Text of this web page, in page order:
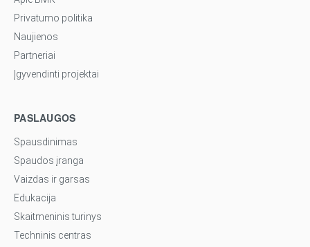
Privatumo politika
Naujienos
Partneriai
Įgyvendinti projektai
PASLAUGOS
Spausdinimas
Spaudos įranga
Vaizdas ir garsas
Edukacija
Skaitmeninis turinys
Techninis centras